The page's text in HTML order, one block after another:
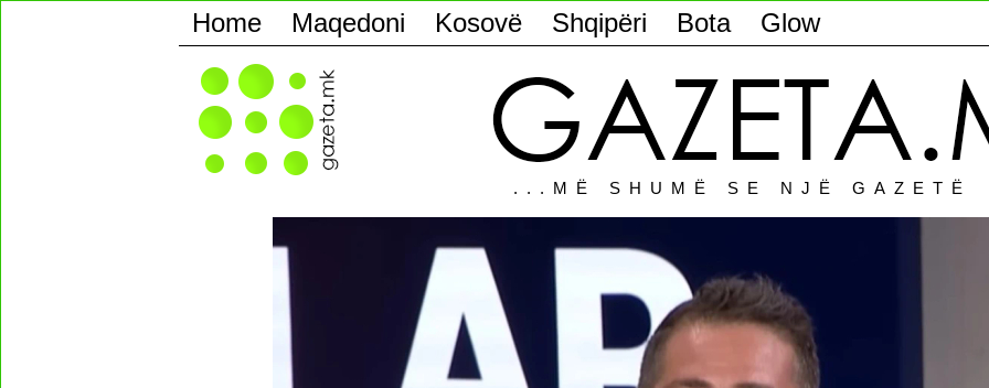
Home Maqedoni Kosovë Shqipëri Bota Glow
...MË SHUMË SE NJË GAZETË